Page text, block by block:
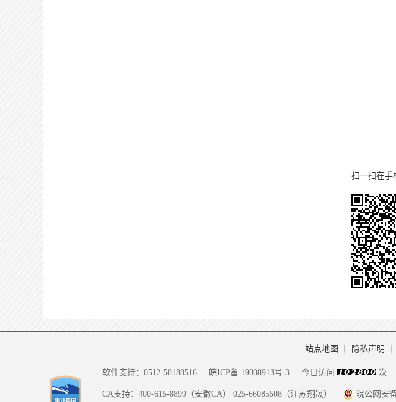
扫一扫在手
站点地图 隐私声明
软件支持：0512-58188516 皖ICP备 19008913号-3 今日访问 次
CA支持：400-615-8899（安徽CA） 025-66085508（江苏翔晟） 皖公网安